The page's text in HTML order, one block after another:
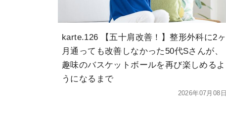
karte.126 【五十肩改善！】整形外科に2ヶ
月通っても改善しなかった50代Sさんが、
趣味のバスケットボールを再び楽しめるよ
うになるまで
2026年07月08日